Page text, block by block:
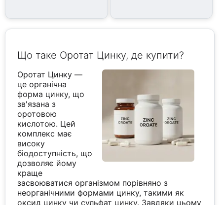
Що таке Оротат Цинку, де купити?
Оротат Цинку —
це органічна
форма цинку, що
зв'язана з
оротовою
кислотою. Цей
комплекс має
високу
біодоступність, що
дозволяє йому
краще
засвоюватися організмом порівняно з
неорганічними формами цинку, такими як
оксид цинку чи сульфат цинку. Завдяки цьому